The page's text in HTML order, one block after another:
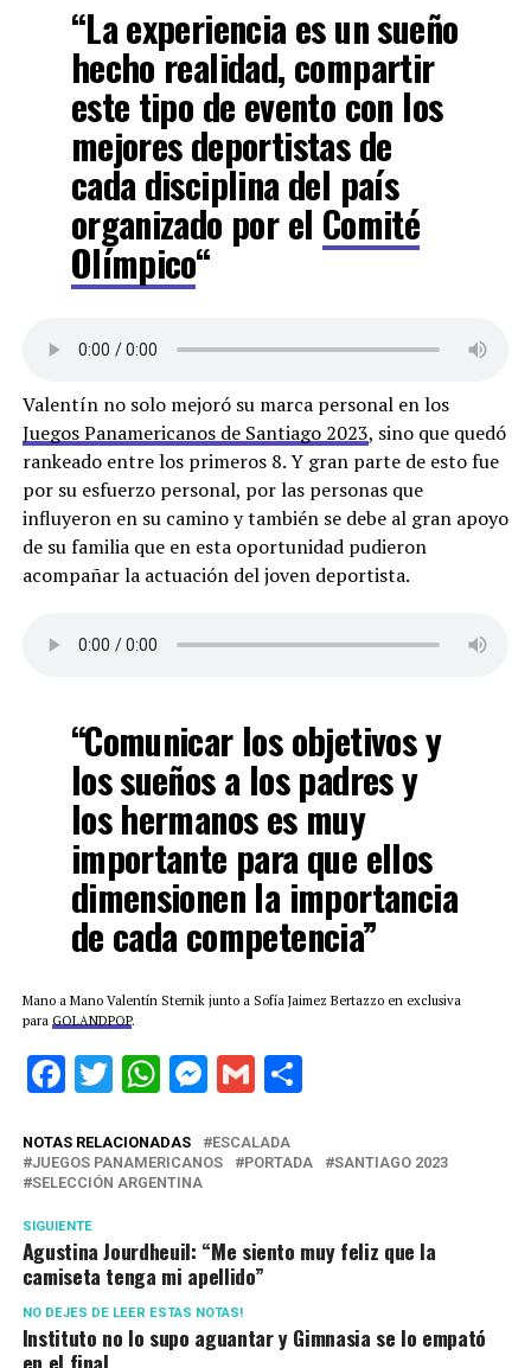
“La experiencia es un sueño
hecho realidad, compartir
este tipo de evento con los
mejores deportistas de
cada disciplina del país
organizado por el Comité
Olímpico“
Valentín no solo mejoró su marca personal en los
Juegos Panamericanos de Santiago 2023, sino que quedó
rankeado entre los primeros 8. Y gran parte de esto fue
por su esfuerzo personal, por las personas que
influyeron en su camino y también se debe al gran apoyo
de su familia que en esta oportunidad pudieron
acompañar la actuación del joven deportista.
“Comunicar los objetivos y
los sueños a los padres y
los hermanos es muy
importante para que ellos
dimensionen la importancia
de cada competencia”
Mano a Mano Valentín Sternik junto a Sofía Jaimez Bertazzo en exclusiva
para GOLANDPOP.
Facebook
Twitter
WhatsApp
Messenger
GmailShare
NOTAS RELACIONADAS
ESCALADA
JUEGOS PANAMERICANOS
PORTADA
SANTIAGO 2023
SELECCIÓN ARGENTINA
SIGUIENTE
Agustina Jourdheuil: “Me siento muy feliz que la
camiseta tenga mi apellido”
NO DEJES DE LEER ESTAS NOTAS!
Instituto no lo supo aguantar y Gimnasia se lo empató